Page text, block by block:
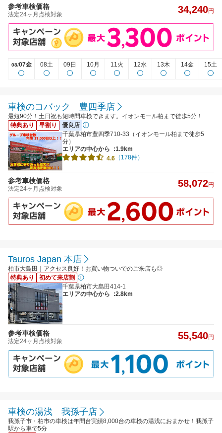
参考車検価格
法定24ヶ月点検対象 34,240円
08/07金 08土 09日 10月 11火 12水 13木 14金 15土
車検のコバック 豊四季店
最短90分！土日祝も短時間車検できます。イオンモール柏まで徒歩5分！
特典あり
早割り
優良店
千葉県柏市豊四季710-33（イオンモール柏まで徒歩5
分）
エリアの中心から
:1.9km
4.6 （178件）
参考車検価格
法定24ヶ月点検対象 58,072円
Tauros Japan 本店
柏市大島田｜アクセス良好！お買い物ついでのご来店も◎
特典あり
初めて来店割
千葉県柏市大島田414-1
エリアの中心から
:2.8km
参考車検価格
法定24ヶ月点検対象 55,540円
車検の湯浅 我孫子店
我孫子市・柏市の車検は年間台実績8,000台の車検の湯浅におまかせ！我孫子
駅から車で5分